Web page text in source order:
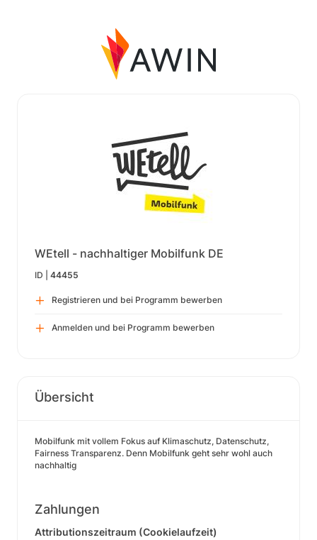
WEtell - nachhaltiger Mobilfunk DE
ID | 44455
Registrieren und bei Programm bewerben
Anmelden und bei Programm bewerben
Übersicht
Mobilfunk mit vollem Fokus auf Klimaschutz, Datenschutz,
Fairness Transparenz. Denn Mobilfunk geht sehr wohl auch
nachhaltig
Zahlungen
Attributionszeitraum (Cookielaufzeit)